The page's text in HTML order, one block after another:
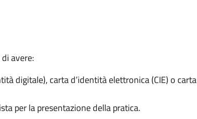
avere:
digitale), carta d’identità elettronica (CIE) o carta
per la presentazione della pratica.